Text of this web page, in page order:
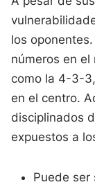
los
números en
como la 4-3-
en el centro.
disciplinados
expuestos a
Puede